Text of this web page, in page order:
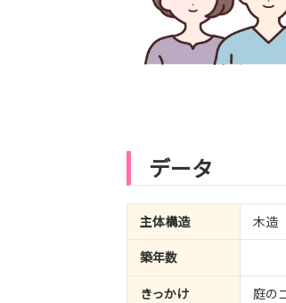
データ
主体構造 木造
築年数
きっかけ
庭の